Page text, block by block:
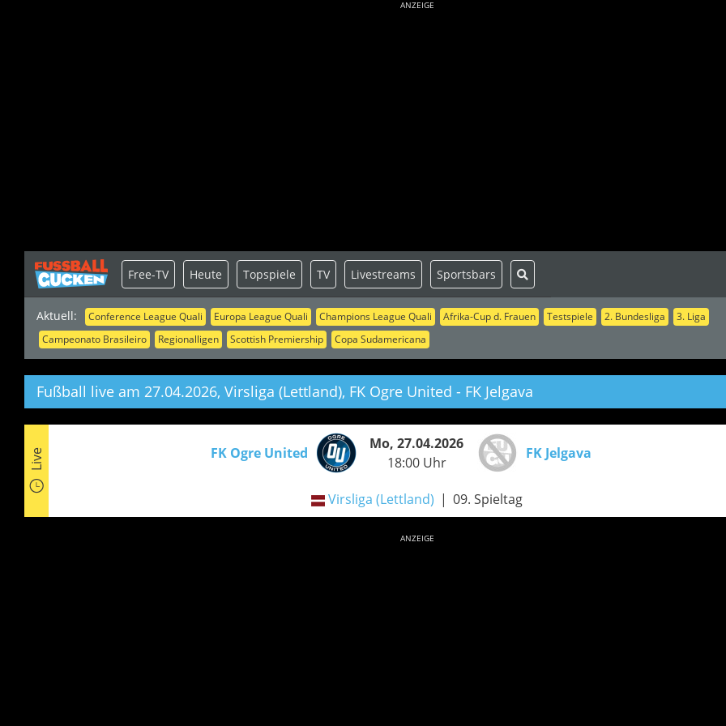
ANZEIGE
Aktuell: Conference League Quali Europa League Quali Champions League Quali Afrika-Cup d. Frauen Testspiele 2. Bundesliga
3. Liga
Campeonato Brasileiro
Regionalligen Scottish Premiership Copa Sudamericana
Free-TV Heute Topspiele TV Livestreams Sportsbars
Fußball live am 27.04.2026, Virsliga (Lettland), FK Ogre United - FK Jelgava
Live FK Ogre United
Mo, 27.04.2026
18:00 Uhr
FK Jelgava
Virsliga (Lettland) 09. Spieltag
ANZEIGE